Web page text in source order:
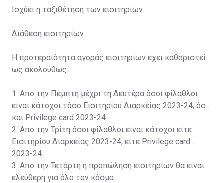
Ισχύει η ταξιθέτηση των εισιτηρίων.
Διάθεση εισιτηρίων
Η προτεραιότητα αγοράς εισιτηρίων έχει καθοριστεί
ως ακολούθως:
1. Από την Πέμπτη μέχρι τη Δευτέρα όσοι φίλαθλοι
είναι κάτοχοι τόσο Εισιτηρίου Διαρκείας 2023-24, όσο
και Privilege card 2023-24.
2. Από την Τρίτη όσοι φίλαθλοι είναι κάτοχοι είτε
Εισιτηρίου Διαρκείας 2023-24, είτε Privilege card
2023-24.
3. Από την Τετάρτη η προπώληση εισιτηρίων θα είναι
ελεύθερη για όλο τον κόσμο.